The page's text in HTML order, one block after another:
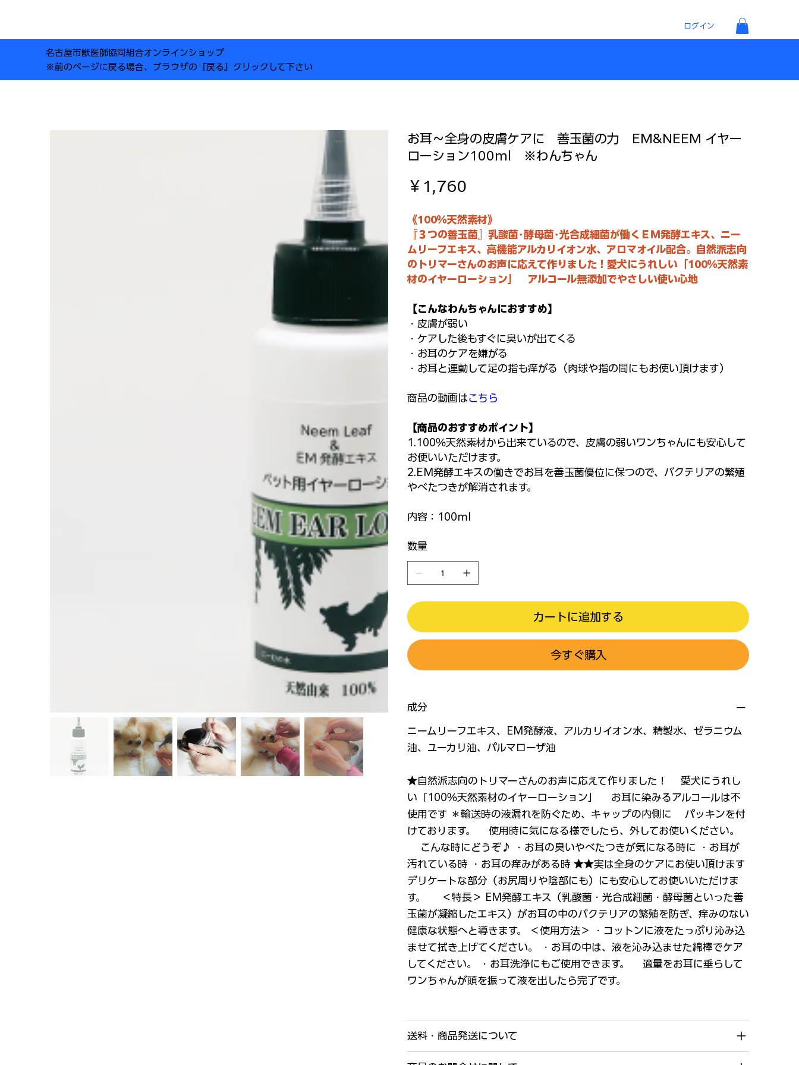
ログイン
名古屋市獣医師協同組合オンラインショップ
※前のページに戻る場合、ブラウザの『戻る』クリックして下さい
お耳～全身の皮膚ケアに 善玉菌の力 EM&NEEM イヤー
ローション100ml ※わんちゃん
格￥1,760
《100％天然素材》
『３つの善玉菌』乳酸菌･酵母菌･光合成細菌が働くＥＭ発酵エキス、ニー
ムリーフエキス、高機能アルカリイオン水、アロマオイル配合。自然派志向
のトリマーさんのお声に応えて作りました！愛犬にうれしい「100％天然素
材のイヤーローション」 アルコール無添加でやさしい使い心地
【こんなわんちゃんにおすすめ】
・皮膚が弱い
・ケアした後もすぐに臭いが出てくる
・お耳のケアを嫌がる
・お耳と連動して足の指も痒がる（肉球や指の間にもお使い頂けます）
商品の動画はこちら
【商品のおすすめポイント】
1.100％天然素材から出来ているので、皮膚の弱いワンちゃんにも安心して
お使いいただけます。
2.EM発酵エキスの働きでお耳を善玉菌優位に保つので、バクテリアの繁殖
やべたつきが解消されます。
内容：100ml
数量
カートに追加する
今すぐ購入
成分
ニームリーフエキス、EM発酵液、アルカリイオン水、精製水、ゼラニウム
油、ユーカリ油、パルマローザ油
★自然派志向のトリマーさんのお声に応えて作りました！ 愛犬にうれし
い「100％天然素材のイヤーローション」 お耳に染みるアルコールは不
使用です ＊輸送時の液漏れを防ぐため、キャップの内側に パッキンを付
けております。 使用時に気になる様でしたら、外してお使いください。
こんな時にどうぞ♪ ・お耳の臭いやべたつきが気になる時に ・お耳が
汚れている時 ・お耳の痒みがある時 ★★実は全身のケアにお使い頂けます
デリケートな部分（お尻周りや陰部にも）にも安心してお使いいただけま
す。 ＜特長＞ EM発酵エキス（乳酸菌・光合成細菌・酵母菌といった善
玉菌が凝縮したエキス）がお耳の中のバクテリアの繁殖を防ぎ、痒みのない
健康な状態へと導きます。 ＜使用方法＞ ・コットンに液をたっぷり沁み込
ませて拭き上げてください。 ・お耳の中は、液を沁み込ませた綿棒でケア
してください。 ・お耳洗浄にもご使用できます。 適量をお耳に垂らして
ワンちゃんが頭を振って液を出したら完了です。
送料・商品発送について